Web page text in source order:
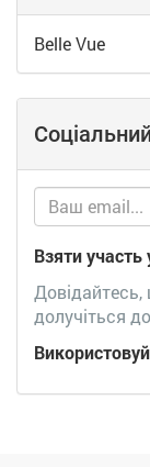
Belle Vue
Взяти
долучіться